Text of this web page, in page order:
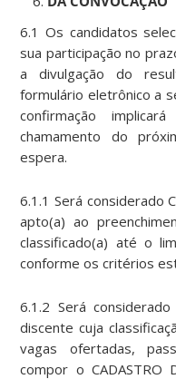
6.1 Os candidatos
sua participação no
a divulgação do
formulário eletrônico a
confirmação
chamamento do
espera.
6.1.1 Será considerado
apto(a) ao
classificado(a) até o
conforme os critérios
6.1.2 Será considerado
discente cuja
vagas ofertadas,
compor o CADASTRO